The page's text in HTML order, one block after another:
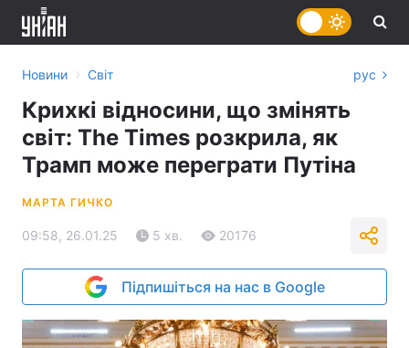
Новини › Світ рус
Крихкі відносини, що змінять
світ: The Times розкрила, як
Трамп може переграти Путіна
МАРТА ГИЧКО
09:58, 26.01.25 5 хв. 20176
Підпишіться на нас в Google